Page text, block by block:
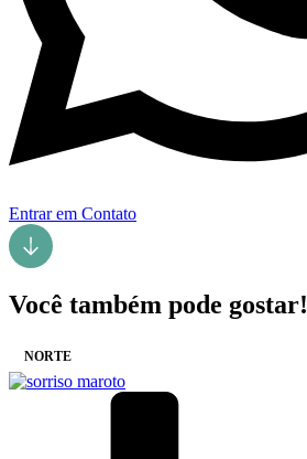
Entrar em Contato
Você também pode gostar!
NORTE